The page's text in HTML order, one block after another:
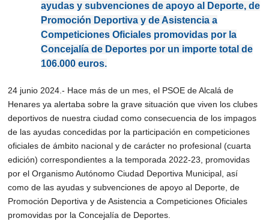
ayudas y subvenciones de apoyo al Deporte, de
Promoción Deportiva y de Asistencia a
Competiciones Oficiales promovidas por la
Concejalía de Deportes por un importe total de
106.000 euros.
24 junio 2024.- Hace más de un mes, el PSOE de Alcalá de
Henares ya alertaba sobre la grave situación que viven los clubes
deportivos de nuestra ciudad como consecuencia de los impagos
de las ayudas concedidas por la participación en competiciones
oficiales de ámbito nacional y de carácter no profesional (cuarta
edición) correspondientes a la temporada 2022-23, promovidas
por el Organismo Autónomo Ciudad Deportiva Municipal, así
como de las ayudas y subvenciones de apoyo al Deporte, de
Promoción Deportiva y de Asistencia a Competiciones Oficiales
promovidas por la Concejalía de Deportes.